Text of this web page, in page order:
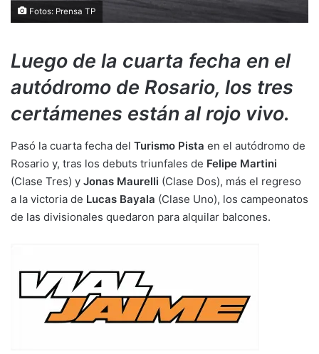
Fotos: Prensa TP
Luego de la cuarta fecha en el
autódromo de Rosario, los tres
certámenes están al rojo vivo.
Pasó la cuarta fecha del Turismo Pista en el autódromo de
Rosario y, tras los debuts triunfales de Felipe Martini
(Clase Tres) y Jonas Maurelli (Clase Dos), más el regreso
a la victoria de Lucas Bayala (Clase Uno), los campeonatos
de las divisionales quedaron para alquilar balcones.